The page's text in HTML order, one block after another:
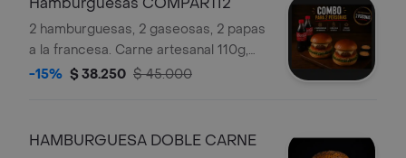
2 hamburguesas, 2 gaseosas, 2 papas
a la francesa. Carne artesanal 110g,
papas cabello de ángel, lechuga, salsa
-15% $ 38.250 $ 45.000
HAMBURGUESA DOBLE CARNE